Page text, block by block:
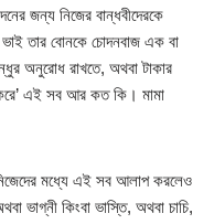
জন্য নিজের বান্ধবীদেরকে
ভাই তার বোনকে চোদনবাজ এক বা
অনুরোধ রাখতে, অথবা টাকার
করে’ এই সব আর কত কি। মামা
মধ্যে এই সব আলাপ করলেও
ভাগ্নী কিংবা ভাস্তি, অথবা চাচি,